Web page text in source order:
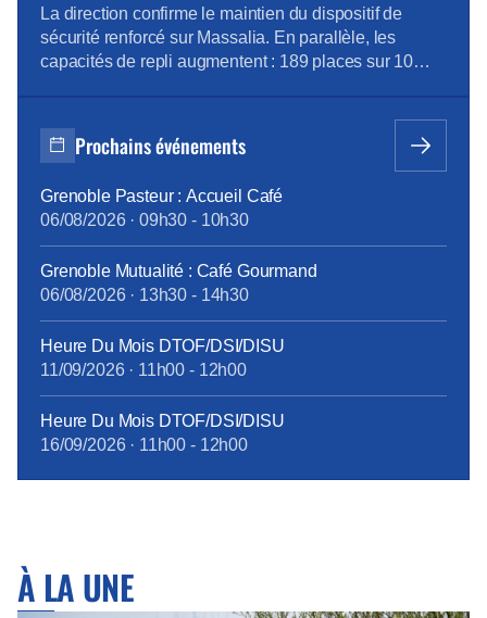
dessous : essentiel_du_cse_fevrier_2026_004.pdf
La direction confirme le maintien du dispositif de
sécurité renforcé sur Massalia. En parallèle, les
capacités de repli augmentent : 189 places sur 10
salariés de revenir 1 jour par semaine sur site, sur la
base du […]
Prochains événements
Grenoble Pasteur : Accueil Café
06/08/2026· 09h30 - 10h30
Grenoble Mutualité : Café Gourmand
06/08/2026· 13h30 - 14h30
Heure Du Mois DTOF/DSI/DISU
11/09/2026· 11h00 - 12h00
Heure Du Mois DTOF/DSI/DISU
16/09/2026· 11h00 - 12h00
À LA UNE